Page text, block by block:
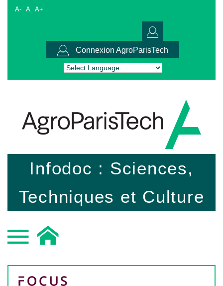
A- A A+
Connexion AgroParisTech
Powered by Translate
Infodoc : Sciences,
Techniques et Culture